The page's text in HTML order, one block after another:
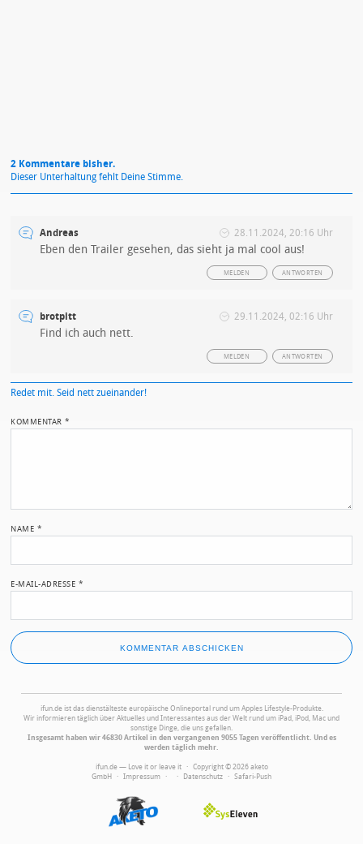
2 Kommentare bisher.
Dieser Unterhaltung fehlt Deine Stimme.
Andreas 28.11.2024, 20:16 Uhr
Eben den Trailer gesehen, das sieht ja mal cool aus!
ANTWORTEN
MELDEN
brotpitt 29.11.2024, 02:16 Uhr
Find ich auch nett.
ANTWORTEN
MELDEN
Redet mit. Seid nett zueinander!
KOMMENTAR*
NAME *
E-MAIL-ADRESSE *
ifun.de ist das dienstälteste europäische Onlineportal rund um Apples Lifestyle-Produkte.
Wir informieren täglich über Aktuelles und Interessantes aus der Welt rund um iPad, iPod, Mac und
sonstige Dinge, die uns gefallen.
Insgesamt haben wir 46830 Artikel in den vergangenen 9055 Tagen veröffentlicht. Und es
werden täglich mehr.
ifun.de — Love it or leave it · Copyright © 2026 aketo
GmbH · Impressum · · Datenschutz · Safari-Push